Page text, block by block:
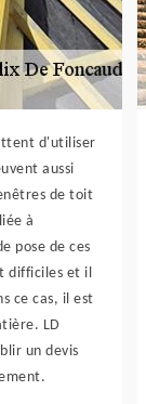
d'utiliser
aussi
de toit
à
pose de ces
difficiles et il
ce cas, il est
LD
un devis